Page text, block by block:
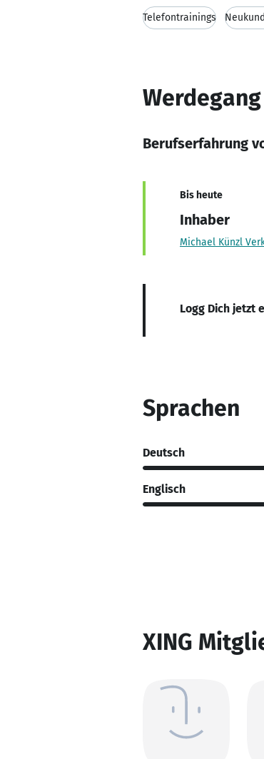
Telefontrainings
Werdegang
Berufserfahrung
Bis heute
Inhaber
Michael Künzl
Logg Dich jetzt
Sprachen
Deutsch
Englisch
XING